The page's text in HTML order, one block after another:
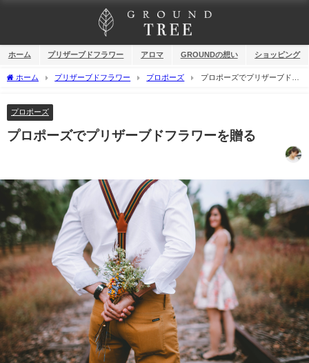
ホーム プリザーブドフラワー アロマ GROUNDの想い ショッピング
ホーム プリザーブドフラワー プロポーズ
プロポーズでプリザーブドフ
プロポーズ
プロポーズでプリザーブドフラワーを贈る